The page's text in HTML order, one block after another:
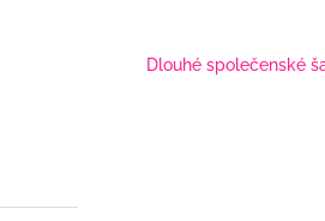
Dlouhé společenské